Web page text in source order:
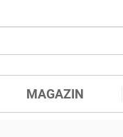
MAGAZIN